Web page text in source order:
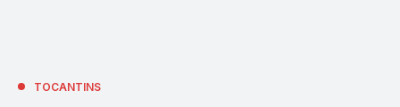
TOCANTINS